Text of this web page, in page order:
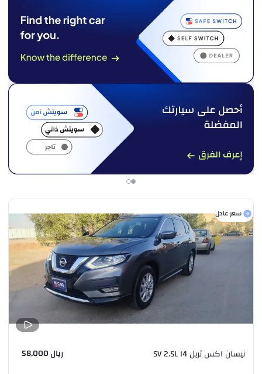
سعر عادل
نيسان اكس تريل SV 2.5L I4 ريال 58,000